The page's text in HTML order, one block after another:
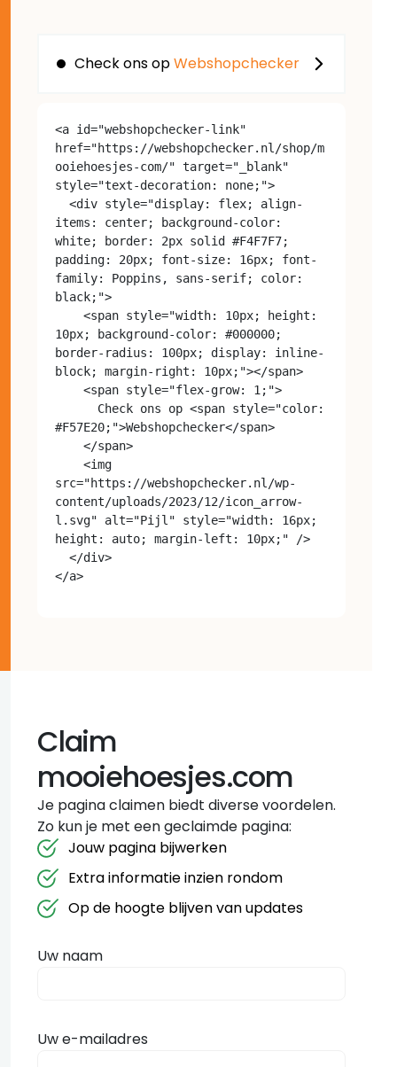
Check ons opWebshopchecker
<a id="webshopchecker-link"
href="https://webshopchecker.nl/shop/m
ooiehoesjes-com/" target="_blank"
style="text-decoration: none;">
items: center; background-color:
white; border: 2px solid #F4F7F7;
padding: 20px; font-size: 16px; font-
family: Poppins, sans-serif; color:
black;">
10px; background-color: #000000;
border-radius: 100px; display: inline-
block; margin-right: 10px;"></span>
#F57E20;">Webshopchecker</span>
src="https://webshopchecker.nl/wp-
content/uploads/2023/12/icon_arrow-
l.svg" alt="Pijl" style="width: 16px;
height: auto; margin-left: 10px;" />
Claim
mooiehoesjes.com
Je pagina claimen biedt diverse voordelen.
Zo kun je met een geclaimde pagina:
Jouw pagina bijwerken
Extra informatie inzien rondom
Op de hoogte blijven van updates
Uw naam
Uw e-mailadres